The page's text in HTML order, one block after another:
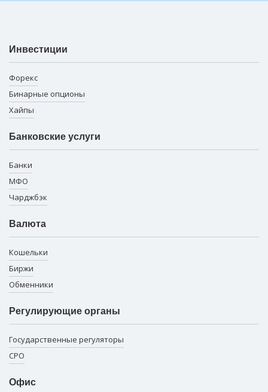
Инвестиции
Форекс
Бинарные опционы
Хайпы
Банковские услуги
Банки
МФО
Чарджбэк
Валюта
Кошельки
Биржи
Обменники
Регулирующие органы
Государственные регуляторы
СРО
Офис